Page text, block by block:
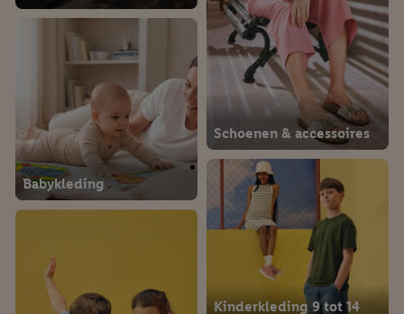
Schoenen & accessoires
Babykleding
Kinderkleding 9 tot 14